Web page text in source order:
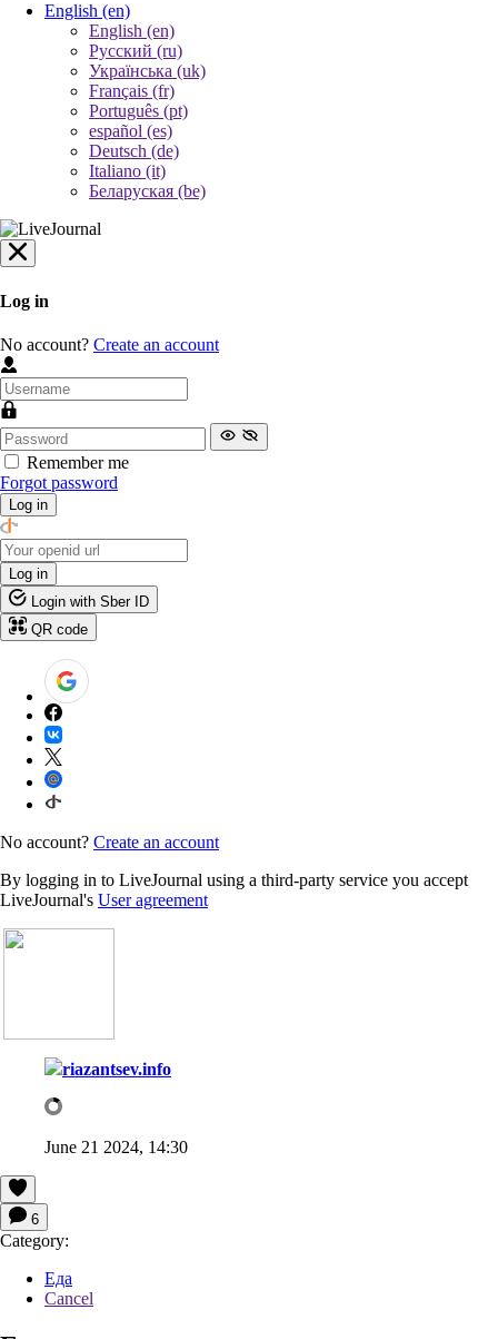
English (en)
English (en)
Русский (ru)
Українська (uk)
Français (fr)
Português (pt)
español (es)
Deutsch (de)
Italiano (it)
Беларуская (be)
Log in
No account? Create an account
Remember me
Forgot password
Log in
Log in
Login with Sber ID
QR code
No account? Create an account
By logging in to LiveJournal using a third-party service you accept
LiveJournal's User agreement
riazantsev.info
June 21 2024, 14:30
6
Category:
Еда
Cancel